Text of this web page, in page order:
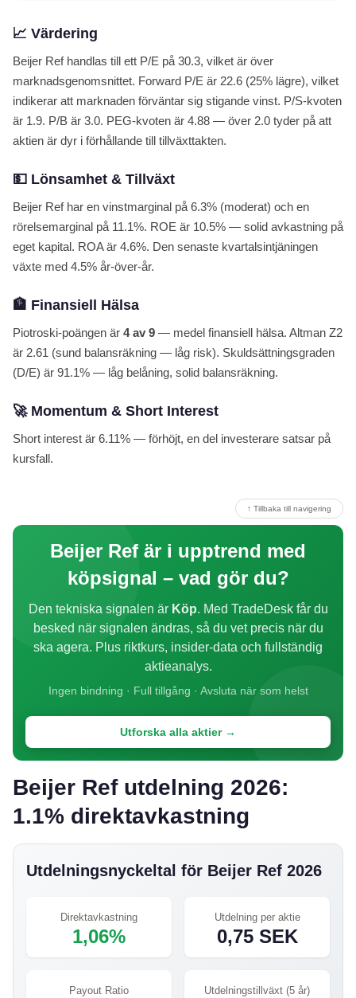
📈 Värdering
Beijer Ref handlas till ett P/E på 30.3, vilket är över
marknadsgenomsnittet. Forward P/E är 22.6 (25% lägre), vilket
indikerar att marknaden förväntar sig stigande vinst. P/S-kvoten
är 1.9. P/B är 3.0. PEG-kvoten är 4.88 — över 2.0 tyder på att
aktien är dyr i förhållande till tillväxttakten.
💵 Lönsamhet & Tillväxt
Beijer Ref har en vinstmarginal på 6.3% (moderat) och en
rörelsemarginal på 11.1%. ROE är 10.5% — solid avkastning på
eget kapital. ROA är 4.6%. Den senaste kvartalsintjäningen
växte med 4.5% år-över-år.
🏦 Finansiell Hälsa
Piotroski-poängen är 4 av 9 — medel finansiell hälsa. Altman Z2
är 2.61 (sund balansräkning — låg risk). Skuldsättningsgraden
(D/E) är 91.1% — låg belåning, solid balansräkning.
🚀 Momentum & Short Interest
Short interest är 6.11% — förhöjt, en del investerare satsar på
kursfall.
↑ Tillbaka till navigering
Beijer Ref är i upptrend med
köpsignal – vad gör du?
Den tekniska signalen är Köp. Med TradeDesk får du
besked när signalen ändras, så du vet precis när du
ska agera. Plus riktkurs, insider-data och fullständig
aktieanalys.
Ingen bindning · Full tillgång · Avsluta när som helst
Utforska alla aktier →
Beijer Ref utdelning 2026:
1.1% direktavkastning
Utdelningsnyckeltal för Beijer Ref 2026
Direktavkastning
1,06%
Utdelning per aktie
0,75 SEK
Payout Ratio Utdelningstillväxt (5 år)